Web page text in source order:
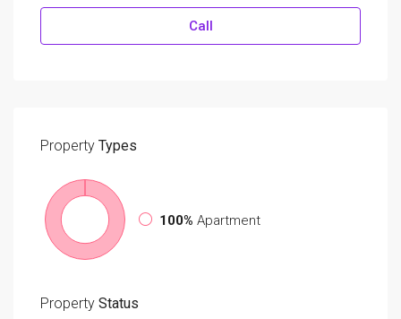
Call
Property Types
100% Apartment
Property Status